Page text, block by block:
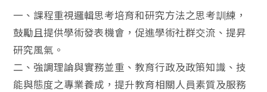
一、課程重視邏輯思考培育和研究方法之思考訓練，
鼓勵且提供學術發表機會，促進學術社群交流、提昇
研究風氣。
二、強調理論與實務並重、教育行政及政策知識、技
能與態度之專業養成，提升教育相關人員素質及服務